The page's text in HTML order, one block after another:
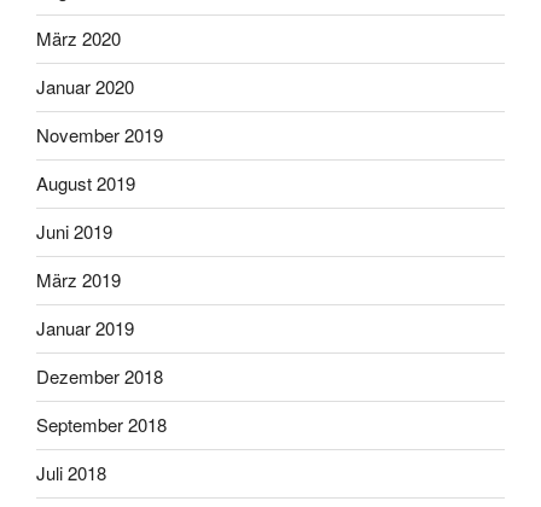
März 2020
Januar 2020
November 2019
August 2019
Juni 2019
März 2019
Januar 2019
Dezember 2018
September 2018
Juli 2018